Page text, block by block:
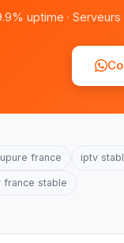
uptime · Serveurs
france iptv
france stable